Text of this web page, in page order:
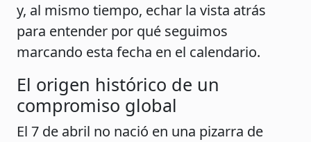
y, al mismo tiempo, echar la vista atrás
para entender por qué seguimos
marcando esta fecha en el calendario.
El origen histórico de un
compromiso global
El 7 de abril no nació en una pizarra de